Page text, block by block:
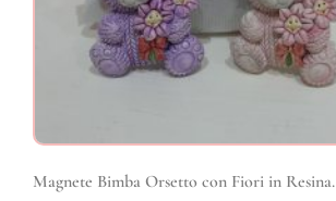
Magnete Bimba Orsetto con Fiori in Resina.